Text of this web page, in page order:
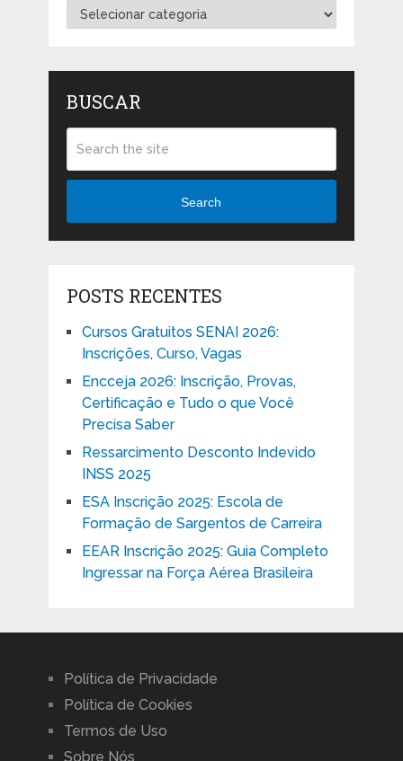
Categorias
BUSCAR
Search
POSTS RECENTES
Cursos Gratuitos SENAI 2026:
Inscrições, Curso, Vagas
Encceja 2026: Inscrição, Provas,
Certificação e Tudo o que Você
Precisa Saber
Ressarcimento Desconto Indevido
INSS 2025
ESA Inscrição 2025: Escola de
Formação de Sargentos de Carreira
EEAR Inscrição 2025: Guia Completo
Ingressar na Força Aérea Brasileira
Política de Privacidade
Política de Cookies
Termos de Uso
Sobre Nós